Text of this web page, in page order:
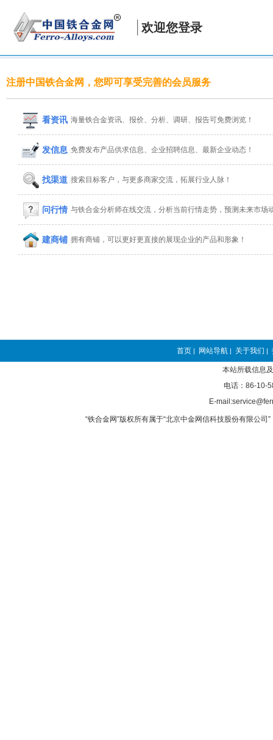
欢迎您登录
注册中国铁合金网，您即可享受完善的会员服务
看资讯 海量铁合金资讯、报价、分析、调研、报告可免费浏览！
发信息 免费发布产品供求信息、企业招聘信息、最新企业动态！
找渠道 搜索目标客户，与更多商家交流，拓展行业人脉！
问行情 与铁合金分析师在线交流，分析当前行情走势，预测未来市场
建商铺 拥有商铺，可以更好更直接的展现企业的产品和形象！
首页 | 网站导航 | 关于我们 |
本站所载信息
电话：86-10-
E-
“铁合金网”版权所有属于“北京中金网信科技股份有限公司